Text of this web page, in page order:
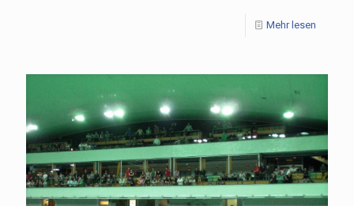
Mehr lesen